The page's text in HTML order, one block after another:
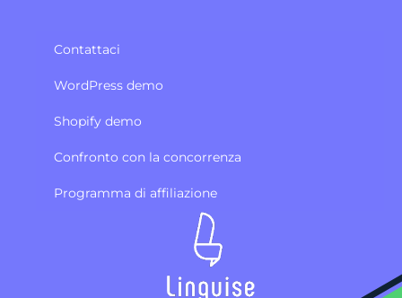
Contattaci
WordPress demo
Shopify demo
Confronto con la concorrenza
Programma di affiliazione